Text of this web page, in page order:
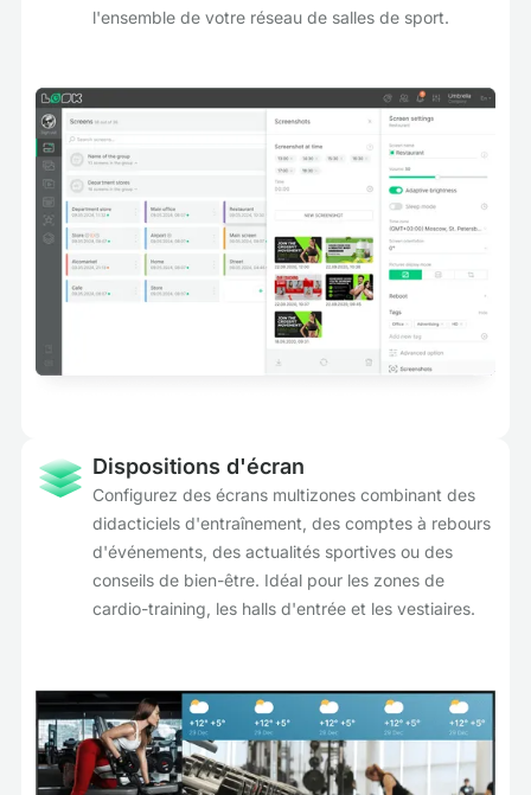
l'ensemble de votre réseau de salles de sport.
Dispositions d'écran
Configurez des écrans multizones combinant des
didacticiels d'entraînement, des comptes à rebours
d'événements, des actualités sportives ou des
conseils de bien-être. Idéal pour les zones de
cardio-training, les halls d'entrée et les vestiaires.